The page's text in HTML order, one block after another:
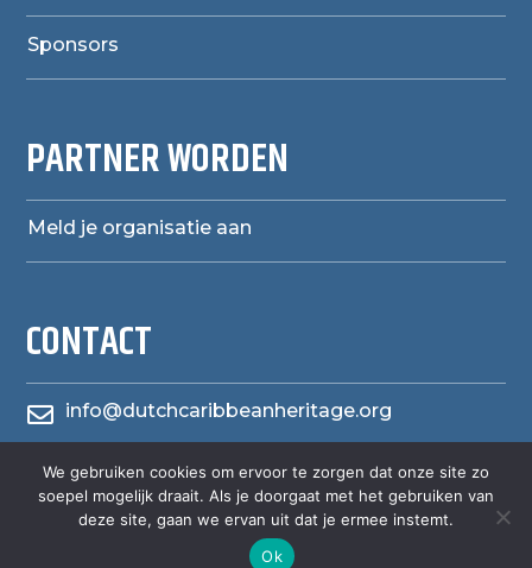
Sponsors
PARTNER WORDEN
Meld je organisatie aan
CONTACT
 info@dutchcaribbeanheritage.org
 herensiaerfgoedheritage
We gebruiken cookies om ervoor te zorgen dat onze site zo
soepel mogelijk draait. Als je doorgaat met het gebruiken van
deze site, gaan we ervan uit dat je ermee instemt.
Ok